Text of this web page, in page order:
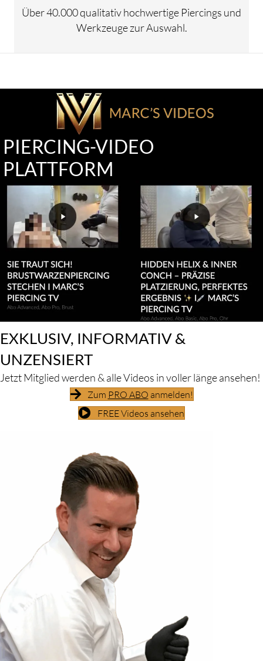
Über 40.000 qualitativ hochwertige Piercings und
Werkzeuge zur Auswahl.
PIERCING-VIDEO
PLATTFORM
EXKLUSIV, INFORMATIV &
UNZENSIERT
Jetzt Mitglied werden & alle Videos in voller länge ansehen!
Zum PRO ABO anmelden!
FREE Videos ansehen